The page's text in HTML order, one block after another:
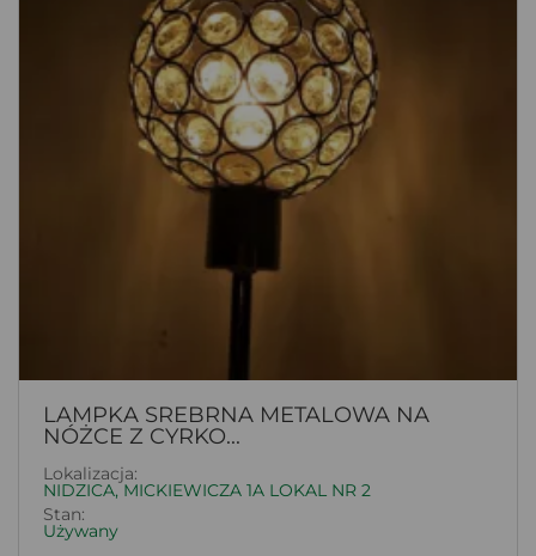
LAMPKA SREBRNA METALOWA NA
NÓŻCE Z CYRKO...
Lokalizacja:
NIDZICA, MICKIEWICZA 1A LOKAL NR 2
Stan:
Używany